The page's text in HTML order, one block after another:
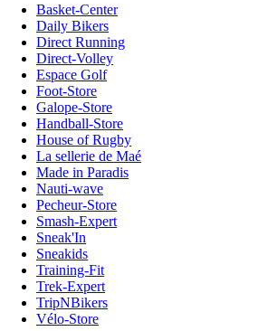
Basket-Center
Daily Bikers
Direct Running
Direct-Volley
Espace Golf
Foot-Store
Galope-Store
Handball-Store
House of Rugby
La sellerie de Maé
Made in Paradis
Nauti-wave
Pecheur-Store
Smash-Expert
Sneak'In
Sneakids
Training-Fit
Trek-Expert
TripNBikers
Vélo-Store